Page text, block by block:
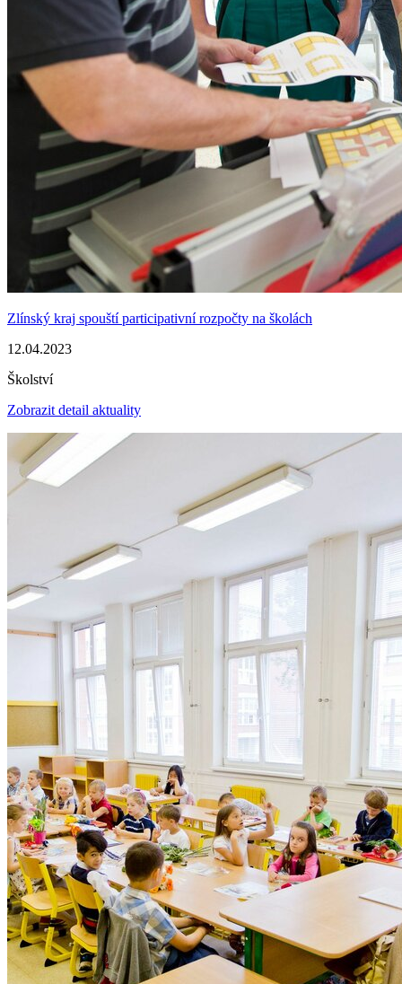
Zlínský kraj spouští participativní rozpočty na školách
12.04.2023
Školství
Zobrazit detail aktuality